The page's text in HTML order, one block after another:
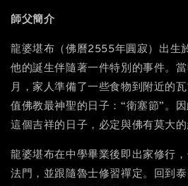
師父簡介
龍婆堪布（佛曆2555年圓寂）出生
他的誕生伴隨著一件特別的事件。
月，家人準備了一些食物到附近的
值佛教最神聖的日子：“衛塞節”。
這個吉祥的日子，必定與佛有莫大的
龍婆堪布在中學畢業後即出家修行
法門，並跟隨魯士修習禪定。回到